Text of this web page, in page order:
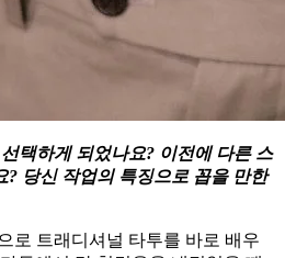
택하게 되었나요? 이전에 다른 스
? 당신 작업의 특징으로 꼽을 만한
로 트래디셔널 타투를 바로 배우